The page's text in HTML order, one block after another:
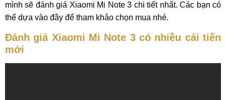
mình sẽ đánh giá Xiaomi Mi Note 3 chi tiết nhất. Các bạn có
thể dựa vào đây để tham khảo chọn mua nhé.
Đánh giá Xiaomi Mi Note 3 có nhiều cải tiến
mới